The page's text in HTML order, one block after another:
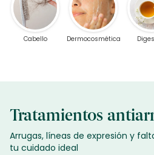
Cabello Dermocosmética
Tratamientos
Arrugas, líneas de expresión y
tu cuidado ideal